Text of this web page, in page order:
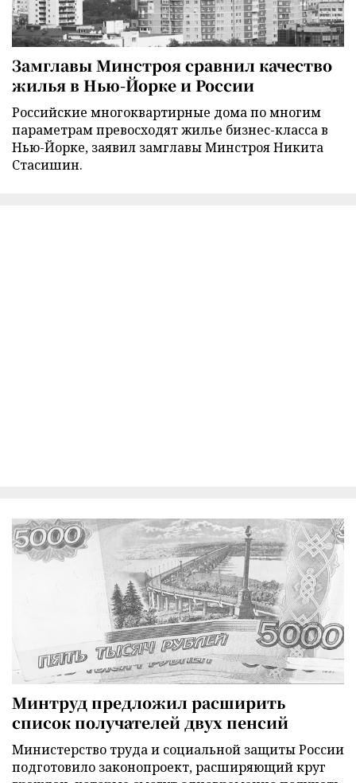
Замглавы Минстроя сравнил качество
жилья в Нью-Йорке и России
Российские многоквартирные дома по многим
параметрам превосходят жилье бизнес-класса в
Нью-Йорке, заявил замглавы Минстроя Никита
Стасишин.
Минтруд предложил расширить
список получателей двух пенсий
Министерство труда и социальной защиты России
подготовило законопроект, расширяющий круг